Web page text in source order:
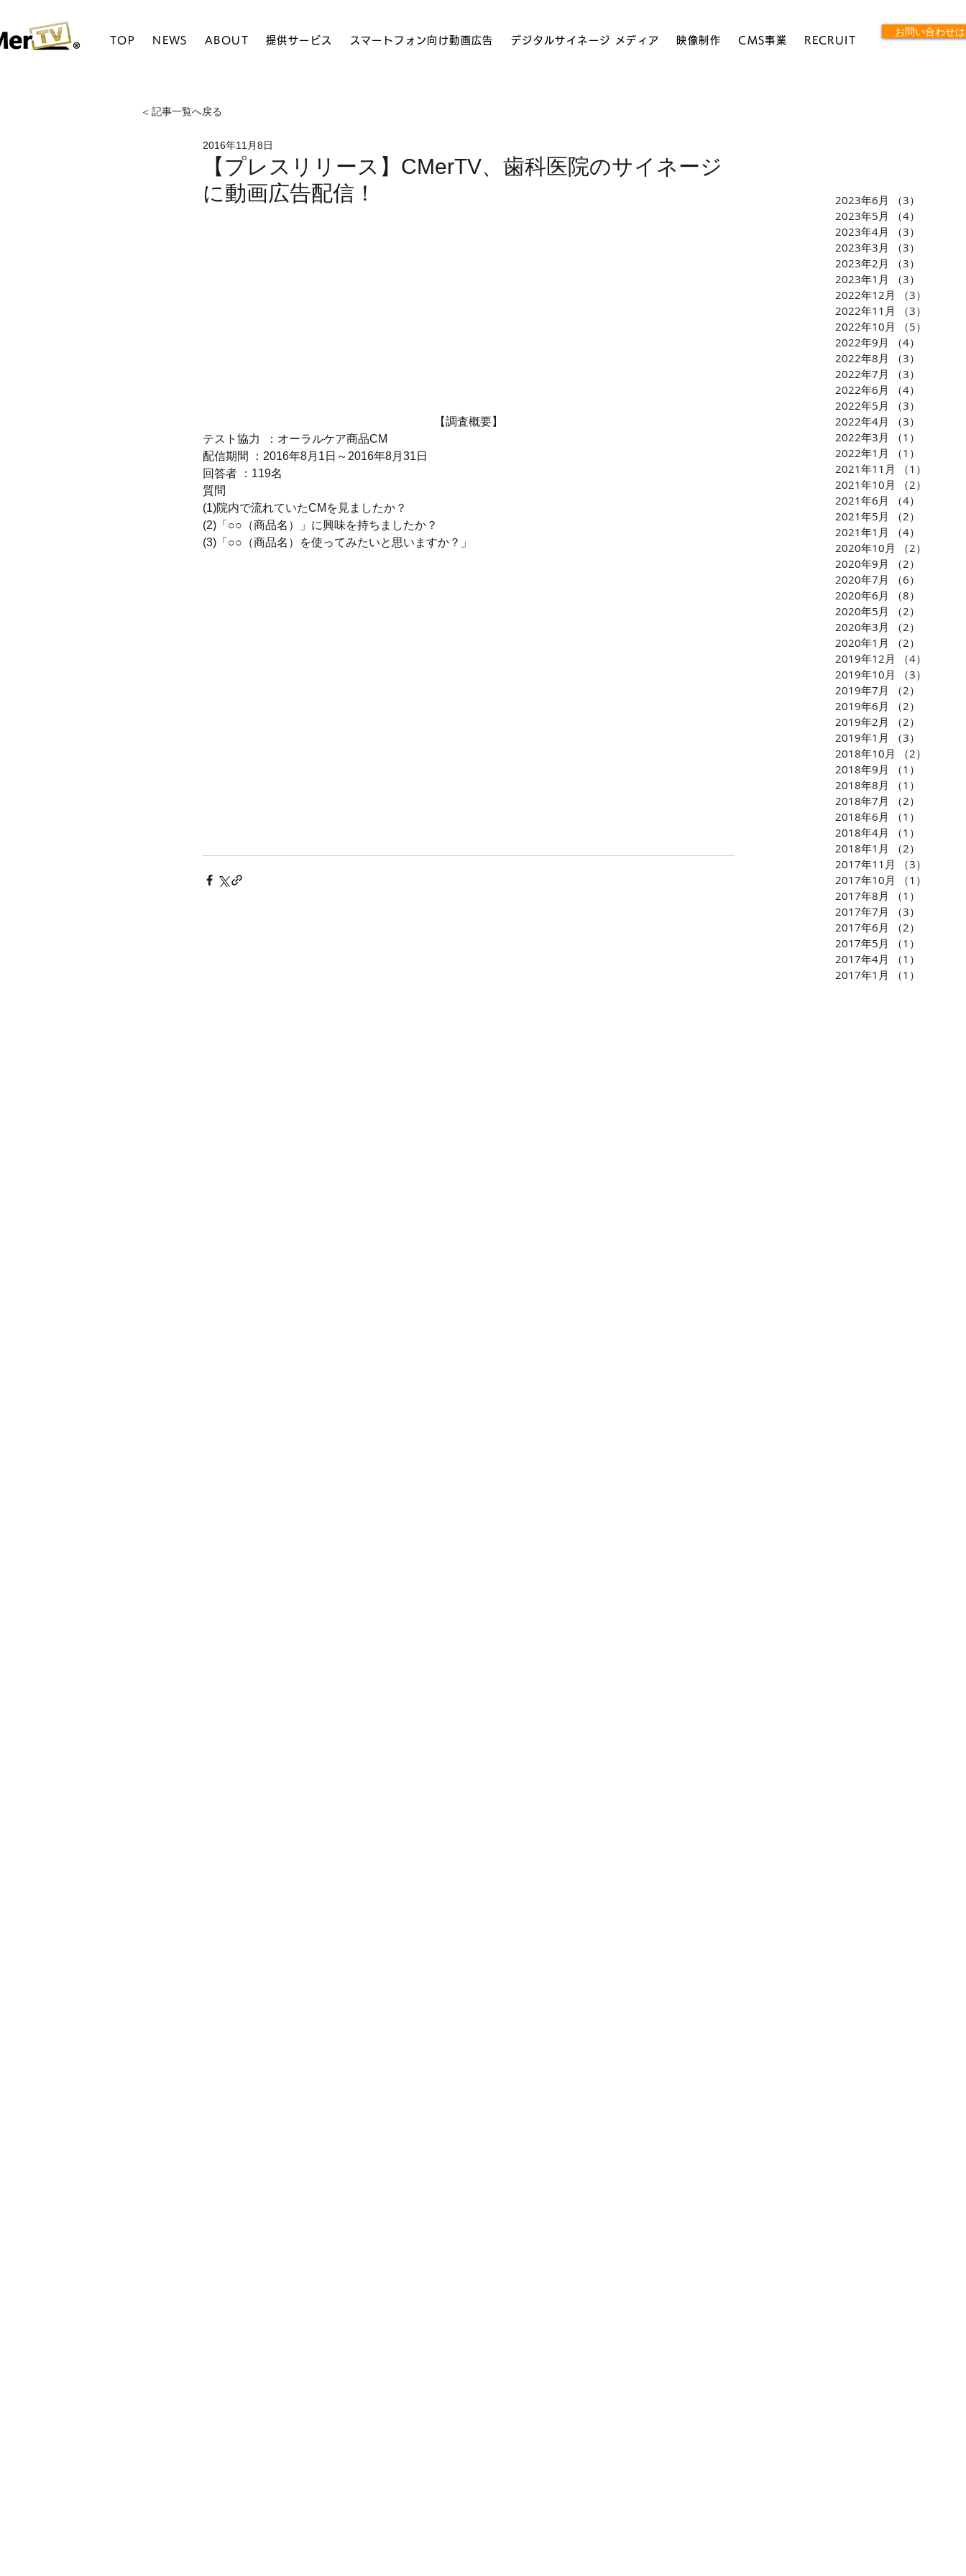
TOP NEWS ABOUT 提供サービス スマートフォン向け動画広告 デジタルサイネージ メディア 映像制作 CMS事業 RECRUIT
お問い合わせ
【プレスリリース】CMerTV、歯科医院のサイネージ
に動画広告配信！
2016年11月8日
【調査概要】
テスト協力  ：オーラルケア商品CM
配信期間 ：2016年8月1日～2016年8月31日
回答者 ：119名
質問
(1)院内で流れていたCMを見ましたか？
(2)「○○（商品名）」に興味を持ちましたか？
(3)「○○（商品名）を使ってみたいと思いますか？」
< 記事一覧へ戻る
2023年6月 （3）
2023年5月
（4）
2023年4月
（3）
2023年3月
（3）
2023年2月
（3）
2023年1月
（3）
2022年12月
（3）
2022年11月
（3）
2022年10月
（5）
2022年9月
（4）
2022年8月
（3）
2022年7月
（3）
2022年6月
（4）
2022年5月
（3）
2022年4月
（3）
2022年3月
（1）
2022年1月
（1）
2021年11月
（1）
2021年10月
（2）
2021年6月
（4）
2021年5月
（2）
2021年1月
（4）
2020年10月
（2）
2020年9月
（2）
2020年7月
（6）
2020年6月
（8）
2020年5月
（2）
2020年3月
（2）
2020年1月
（2）
2019年12月
（4）
2019年10月
（3）
2019年7月
（2）
2019年6月
（2）
2019年2月
（2）
2019年1月
（3）
2018年10月
（2）
2018年9月
（1）
2018年8月
（1）
2018年7月
（2）
2018年6月
（1）
2018年4月
（1）
2018年1月
（2）
2017年11月
（3）
2017年10月
（1）
2017年8月
（1）
2017年7月
（3）
2017年6月
（2）
2017年5月
（1）
2017年4月
（1）
2017年1月
（1）